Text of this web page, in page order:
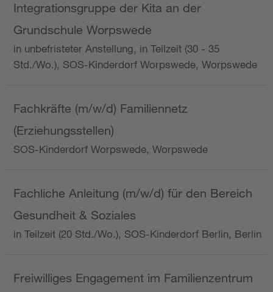
Integrationsgruppe der Kita an der
Grundschule Worpswede
in unbefristeter Anstellung, in Teilzeit (30 - 35
Std./Wo.), SOS-Kinderdorf Worpswede, Worpswede
Fachkräfte (m/w/d) Familiennetz
(Erziehungsstellen)
SOS-Kinderdorf Worpswede, Worpswede
Fachliche Anleitung (m/w/d) für den Bereich
Gesundheit & Soziales
in Teilzeit (20 Std./Wo.), SOS-Kinderdorf Berlin, Berlin
Freiwilliges Engagement im Familienzentrum